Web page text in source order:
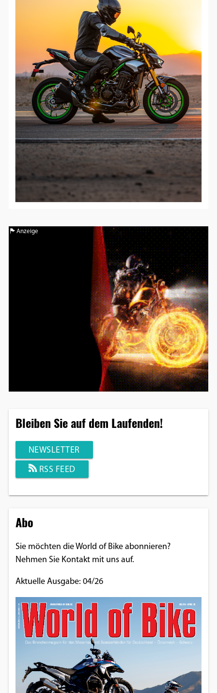
Anzeige
Bleiben Sie auf dem Laufenden!
NEWSLETTER
RSS FEED
Abo
Sie möchten die World of Bike abonnieren?
Nehmen Sie Kontakt mit uns auf.
Aktuelle Ausgabe: 04/26